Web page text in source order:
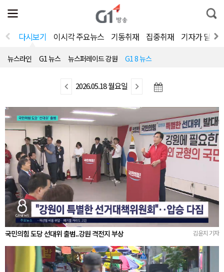
전
체
뉴
열
통
합
색
다시보기 이시각 주요뉴스 기동취재 집중취재 기자가 달려
뉴스라인 G1 뉴스 뉴스퍼레이드 강원 G1 8 뉴스
이
뉴
2026.05.18 월요일
음
뉴
스
국민의힘 도당 선대위 출범..강원 격전지 부상 김윤지 기자